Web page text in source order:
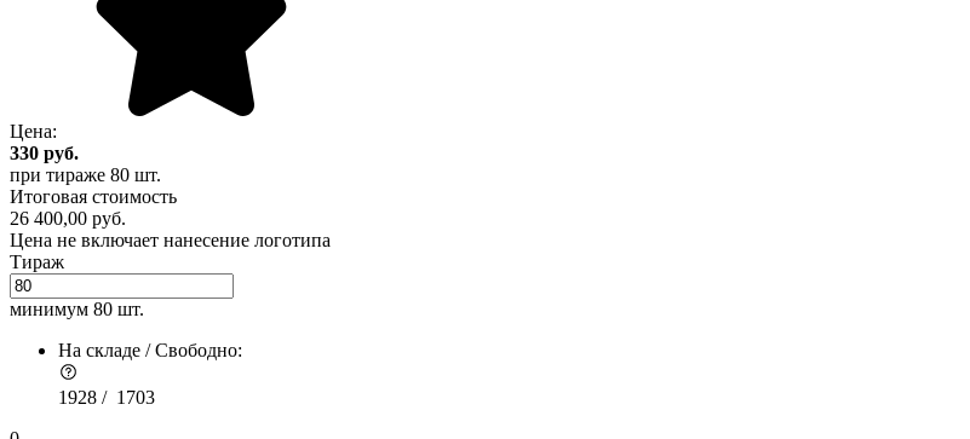
Цена:
330 руб.
при тираже 80 шт.
Итоговая стоимость
26 400,00 руб.
Цена не включает нанесение логотипа
Тираж
минимум 80 шт.
На складе / Свободно:
1928 / 1703